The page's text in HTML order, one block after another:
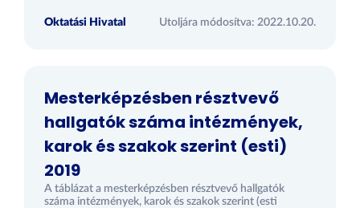
Oktatási Hivatal Utoljára módosítva: 2022.10.20.
Mesterképzésben résztvevő
hallgatók száma intézmények,
karok és szakok szerint (esti)
2019
A táblázat a mesterképzésben résztvevő hallgatók
száma intézmények, karok és szakok szerint (esti